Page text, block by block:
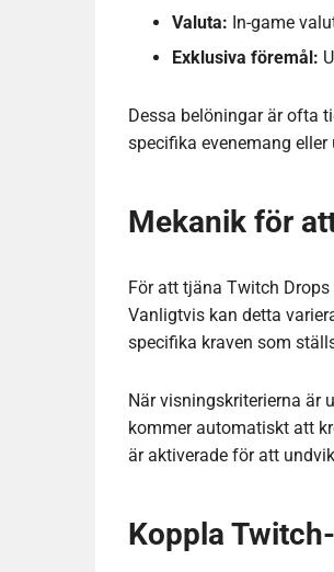
Valuta: In-game
Exklusiva föremål:
Dessa belöningar är ofta
specifika evenemang eller
Mekanik för
För att tjäna Twitch
Vanligtvis kan detta
specifika kraven som
När visningskriterierna är
kommer automatiskt att
är aktiverade för att
Koppla